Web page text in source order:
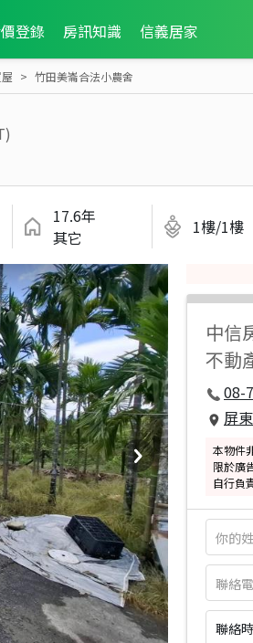
登錄 房訊知識 信義居家
竹田美崙合法小農舍
17.6年
其它
1樓/1樓
中信
不動
08-
屏
本物件
限於廣
自行負
聯絡